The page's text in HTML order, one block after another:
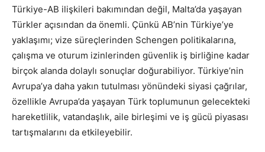
Türkiye-AB ilişkileri bakımından değil, Malta’da yaşayan
Türkler açısından da önemli. Çünkü AB’nin Türkiye’ye
yaklaşımı; vize süreçlerinden Schengen politikalarına,
çalışma ve oturum izinlerinden güvenlik iş birliğine kadar
birçok alanda dolaylı sonuçlar doğurabiliyor. Türkiye’nin
Avrupa’ya daha yakın tutulması yönündeki siyasi çağrılar,
özellikle Avrupa’da yaşayan Türk toplumunun gelecekteki
hareketlilik, vatandaşlık, aile birleşimi ve iş gücü piyasası
tartışmalarını da etkileyebilir.